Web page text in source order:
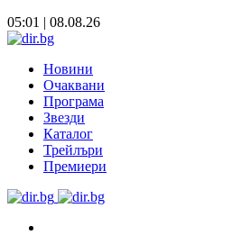
05:01 | 08.08.26
Новини
Очаквани
Програма
Звезди
Каталог
Трейлъри
Премиери